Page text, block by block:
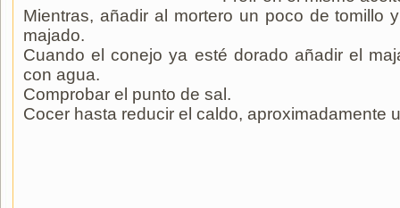
Mientras, añadir al mortero un poco de tomillo
majado.
Cuando el conejo ya esté dorado añadir el
con agua.
Comprobar el punto de sal.
Cocer hasta reducir el caldo, aproximadamente